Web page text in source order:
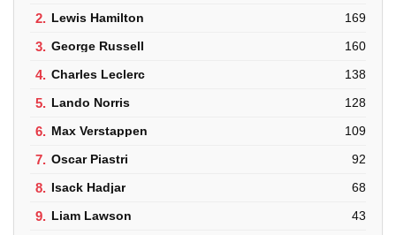
2. Lewis Hamilton 169
3. George Russell 160
4. Charles Leclerc 138
5. Lando Norris 128
6. Max Verstappen 109
7. Oscar Piastri 92
8. Isack Hadjar 68
9. Liam Lawson 43